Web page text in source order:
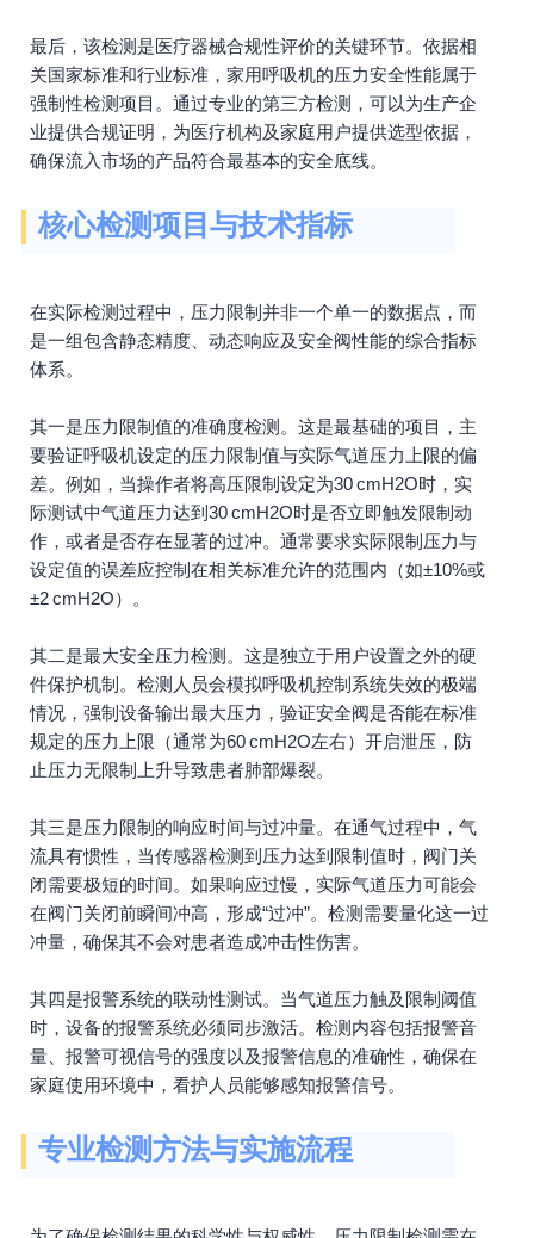
最后，该检测是医疗器械合规性评价的关键环节。依据相
关国家标准和行业标准，家用呼吸机的压力安全性能属于
强制性检测项目。通过专业的第三方检测，可以为生产企
业提供合规证明，为医疗机构及家庭用户提供选型依据，
确保流入市场的产品符合最基本的安全底线。
核心检测项目与技术指标
在实际检测过程中，压力限制并非一个单一的数据点，而
是一组包含静态精度、动态响应及安全阀性能的综合指标
体系。
其一是压力限制值的准确度检测。这是最基础的项目，主
要验证呼吸机设定的压力限制值与实际气道压力上限的偏
差。例如，当操作者将高压限制设定为30 cmH2O时，实
际测试中气道压力达到30 cmH2O时是否立即触发限制动
作，或者是否存在显著的过冲。通常要求实际限制压力与
设定值的误差应控制在相关标准允许的范围内（如±10%或
±2 cmH2O）。
其二是最大安全压力检测。这是独立于用户设置之外的硬
件保护机制。检测人员会模拟呼吸机控制系统失效的极端
情况，强制设备输出最大压力，验证安全阀是否能在标准
规定的压力上限（通常为60 cmH2O左右）开启泄压，防
止压力无限制上升导致患者肺部爆裂。
其三是压力限制的响应时间与过冲量。在通气过程中，气
流具有惯性，当传感器检测到压力达到限制值时，阀门关
闭需要极短的时间。如果响应过慢，实际气道压力可能会
在阀门关闭前瞬间冲高，形成“过冲”。检测需要量化这一过
冲量，确保其不会对患者造成冲击性伤害。
其四是报警系统的联动性测试。当气道压力触及限制阈值
时，设备的报警系统必须同步激活。检测内容包括报警音
量、报警可视信号的强度以及报警信息的准确性，确保在
家庭使用环境中，看护人员能够感知报警信号。
专业检测方法与实施流程